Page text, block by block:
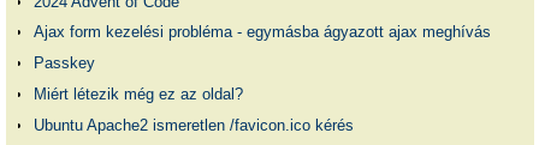
Ajax form kezelési probléma - egymásba ágyazott ajax meghívás
Passkey
Miért létezik még ez az oldal?
Ubuntu Apache2 ismeretlen /favicon.ico kérés